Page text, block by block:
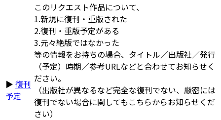
▶ 復刊
予定
このリクエスト作品について、
1.新規に復刊・重版された
2.復刊・重版予定がある
3.元々絶版ではなかった
等の情報をお持ちの場合、タイトル／出版社／発行
（予定）時期／参考URLなどと合わせてお知らせく
ださい。
（出版社が異なるなど完全な復刊でない、厳密には
復刊でない場合に関してもこちらからお知らせくだ
さい）